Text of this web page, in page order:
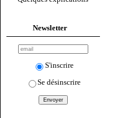
Newsletter
S'inscrire
Se désinscrire